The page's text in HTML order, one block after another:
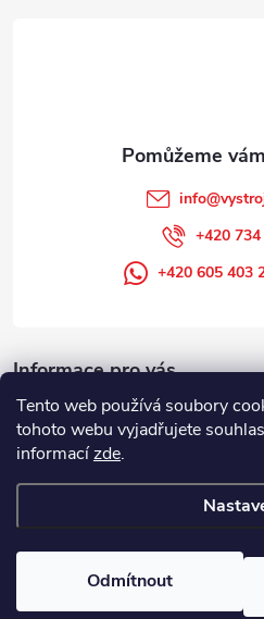
Tento web používá soubory
tohoto webu vyjadřujete
informacízde.
Odmítnout
Informace pro vás
info@
+420
+420 605 403
Copyright 2026
.